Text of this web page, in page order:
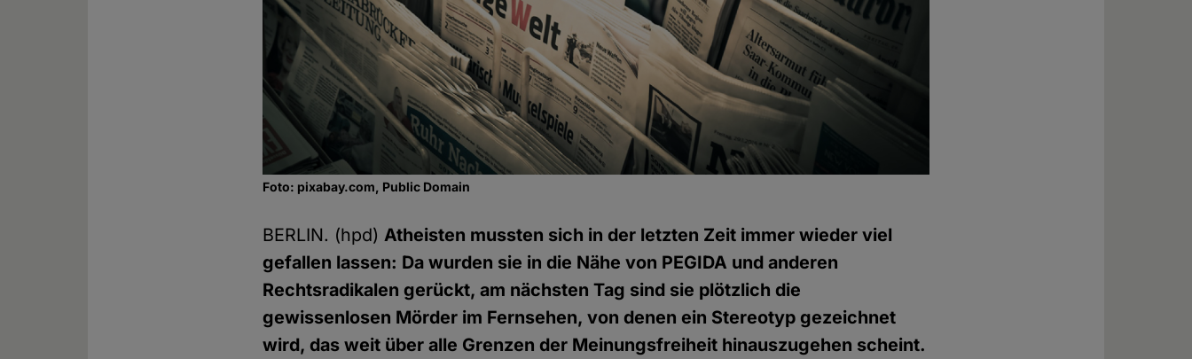
Foto: pixabay.com, Public Domain
BERLIN. (hpd)Atheisten mussten sich in der letzten Zeit immer wieder viel
gefallen lassen: Da wurden sie in die Nähe von PEGIDA und anderen
Rechtsradikalen gerückt, am nächsten Tag sind sie plötzlich die
gewissenlosen Mörder im Fernsehen, von denen ein Stereotyp gezeichnet
wird, das weit über alle Grenzen der Meinungsfreiheit hinauszugehen scheint.